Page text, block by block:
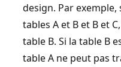
design. Par exemple,
tables A et B et B et
table B. Si la table B
table A ne peut pas